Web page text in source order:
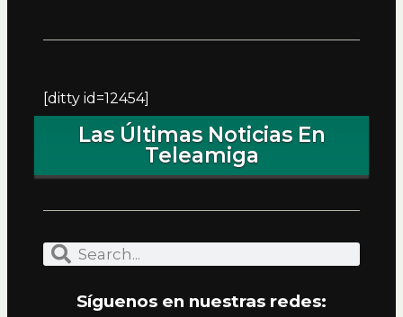
[ditty id=12454]
Las Últimas Noticias En
Teleamiga
Síguenos en nuestras redes: